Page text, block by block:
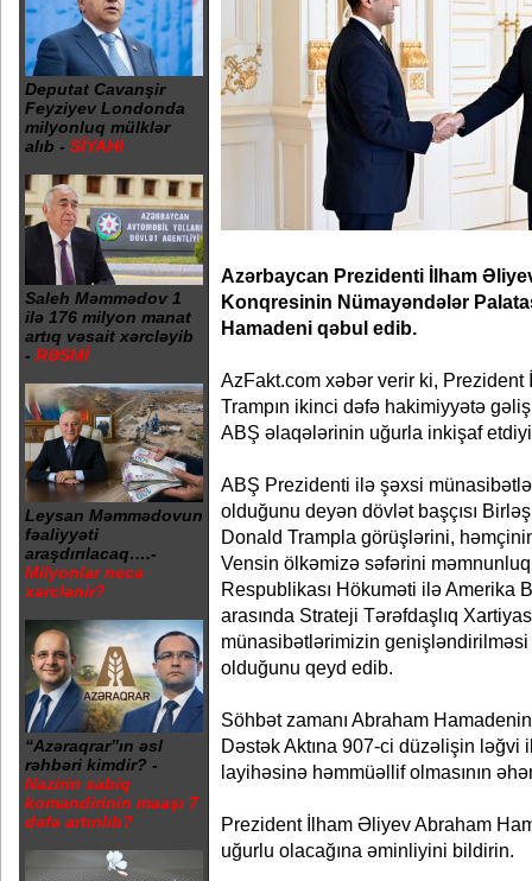
Deputat Cavanşir
Feyziyev Londonda
milyonluq mülklər
alıb - SİYAHI
Saleh Məmmədov 1
ilə 176 milyon manat
artıq vəsait xərcləyib
- RƏSMİ
Leysan Məmmədovun
fəaliyyəti
araşdırılacaq….-
Milyonlar necə
xərclənir?
“Azəraqrar”ın əsl
rəhbəri kimdir? -
Nazirin sabiq
komandirinin maaşı 7
dəfə artırılıb?
Azərbaycan Prezidenti İlham
Konqresinin Nümayəndələr
Hamadeni qəbul edib.
AzFakt.com xəbər verir ki,
Trampın ikinci dəfə hakimiyyətə
ABŞ əlaqələrinin uğurla inkişaf
ABŞ Prezidenti ilə şəxsi
olduğunu deyən dövlət başçısı
Donald Trampla görüşlərini,
Vensin ölkəmizə səfərini
Respublikası Hökuməti ilə Amerika
arasında Strateji Tərəfdaşlıq
münasibətlərimizin genişləndirilməsi
olduğunu qeyd edib.
Söhbət zamanı Abraham
Dəstək Aktına 907-ci düzəlişin ləğvi
layihəsinə həmmüəllif olmasının
Prezident İlham Əliyev Abraham
uğurlu olacağına əminliyini bildirin.